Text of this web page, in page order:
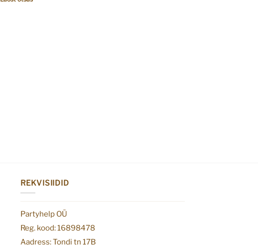
REKVISIIDID
Partyhelp OÜ
Reg. kood: 16898478
Aadress: Tondi tn 17B